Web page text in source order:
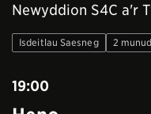
Newyddion S4C a'r
Isdeitlau Saesneg 2 munud
19:00